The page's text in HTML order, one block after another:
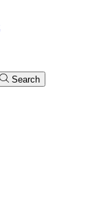
Search